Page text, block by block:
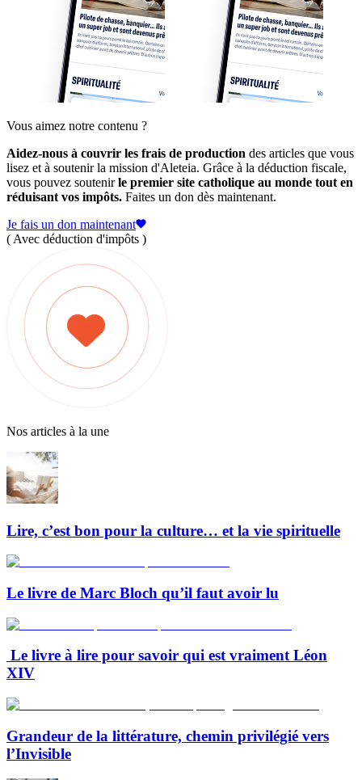
Vous aimez notre contenu ?
Aidez-nous à couvrir les frais de production des articles que vous
lisez et à soutenir la mission d'Aleteia. Grâce à la déduction fiscale,
vous pouvez soutenirle premier site catholique au monde tout en
réduisant vos impôts. Faites un don dès maintenant.
Je fais un don maintenant
( Avec déduction d'impôts )
Nos articles à la une
Lire, c’est bon pour la culture… et la vie spirituelle
Le livre de Marc Bloch qu’il faut avoir lu
Le livre à lire pour savoir qui est vraiment Léon
XIV
Grandeur de la littérature, chemin privilégié vers
l’Invisible